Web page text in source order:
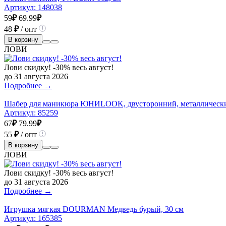
Артикул: 148038
59₽ 69.99₽
48 ₽/ опт
В корзину
ЛОВИ
Лови скидку! -30% весь август!
до 31 августа 2026
Подробнее →
Шабер для маникюра ЮНИLOOK, двусторонний,
Артикул: 85259
67₽ 79.99₽
55 ₽/ опт
В корзину
ЛОВИ
Лови скидку! -30% весь август!
до 31 августа 2026
Подробнее →
Игрушка мягкая DOURMAN Медведь бурый, 30 см
Артикул: 165385